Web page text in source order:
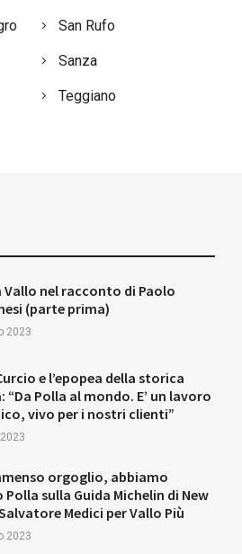
San Rufo
Sanza
Teggiano
Vallo nel racconto di Paolo
(parte prima)
2023
e l’epopea della storica
“Da Polla al mondo. E’ un lavoro
vivo per i nostri clienti”
orgoglio, abbiamo
sulla Guida Michelin di New
Medici per Vallo Più
2023